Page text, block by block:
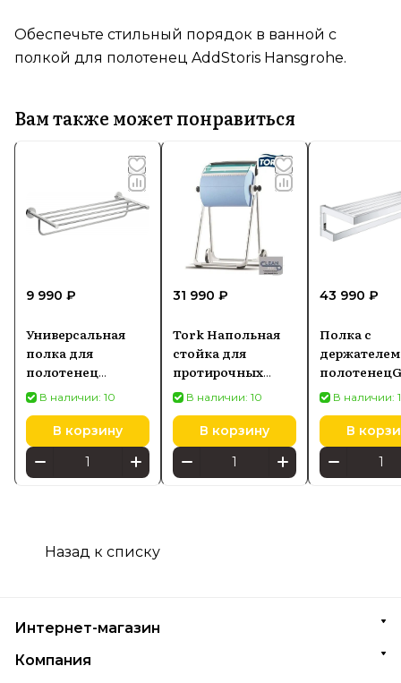
Обеспечьте стильный порядок в ванной с
полкой для полотенец AddStoris Hansgrohe.
Вам также может понравиться
9 990 ₽
Универсальная
полка для
полотенец
Hansgrohe
41720000
В наличии: 10
В корзину
31 990 ₽
Tork Напольная
стойка для
протирочных
материалов,
белая/синяя, W1
(652000)
В наличии: 10
В корзину
43 990 ₽
Полка с
Selection
мм хром
В наличии:
В
Назад к списку
Интернет-магазин
Компания